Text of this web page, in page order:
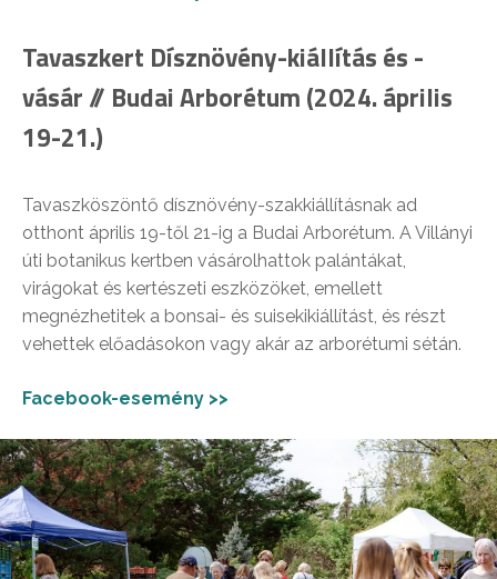
Tavaszkert Dísznövény-kiállítás és -
vásár // Budai Arborétum (2024. április
19-21.)
Tavaszköszöntő dísznövény-szakkiállításnak ad
otthont április 19-től 21-ig a Budai Arborétum. A Villányi
úti botanikus kertben vásárolhattok palántákat,
virágokat és kertészeti eszközöket, emellett
megnézhetitek a bonsai- és suisekikiállítást, és részt
vehettek előadásokon vagy akár az arborétumi sétán.
Facebook-esemény >>